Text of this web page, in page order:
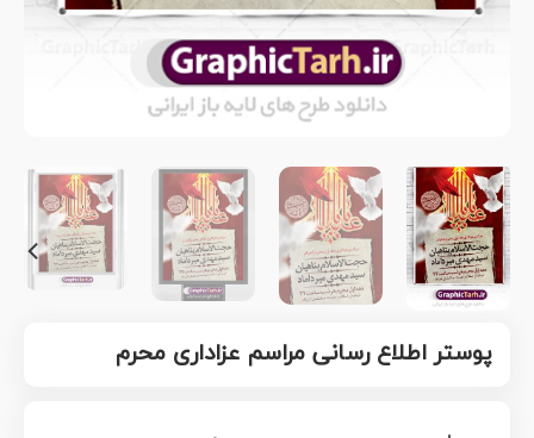
پوستر اطلاع رسانی مراسم عزاداری محرم